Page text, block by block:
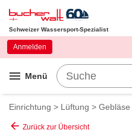
Schweizer Wassersport-Spezialist
menu Menü
Anmelden
Einrichtung > Lüftung > Gebläse
arrow_back Zurück zur Übersicht